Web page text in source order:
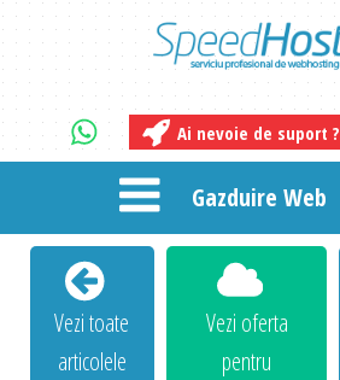
Ai nevoie de suport ?
Gazduire Web
Vezi toate
articolele
Vezi oferta
pentru